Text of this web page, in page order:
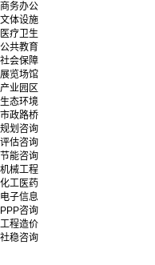
商务办公
文体设施
医疗卫生
公共教育
社会保障
展览场馆
产业园区
生态环境
市政路桥
规划咨询
评估咨询
节能咨询
机械工程
化工医药
电子信息
PPP咨询
工程造价
社稳咨询